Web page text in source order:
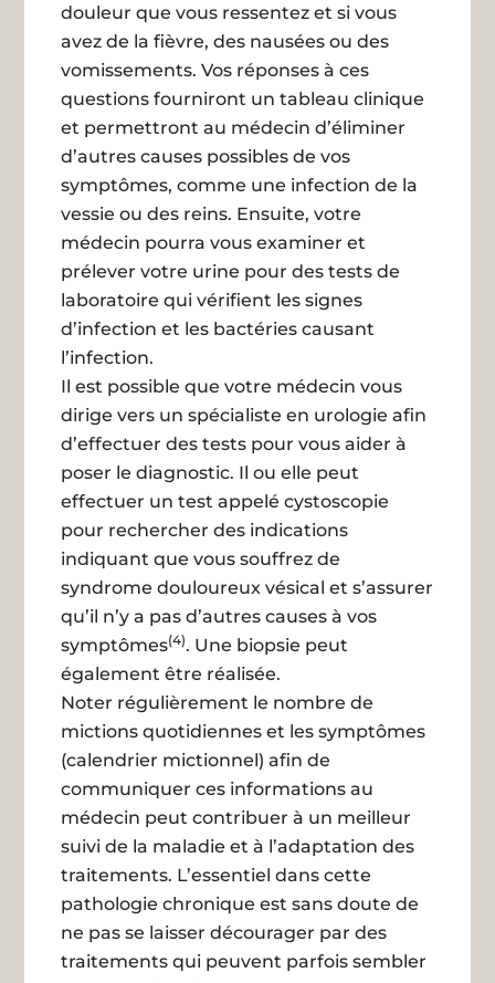
douleur que vous ressentez et si vous
avez de la fièvre, des nausées ou des
vomissements. Vos réponses à ces
questions fourniront un tableau clinique
et permettront au médecin d’éliminer
d’autres causes possibles de vos
symptômes, comme une infection de la
vessie ou des reins. Ensuite, votre
médecin pourra vous examiner et
prélever votre urine pour des tests de
laboratoire qui vérifient les signes
d’infection et les bactéries causant
l’infection.
Il est possible que votre médecin vous
dirige vers un spécialiste en urologie afin
d’effectuer des tests pour vous aider à
poser le diagnostic. Il ou elle peut
effectuer un test appelé cystoscopie
pour rechercher des indications
indiquant que vous souffrez de
syndrome douloureux vésical et s’assurer
qu’il n’y a pas d’autres causes à vos
symptômes(4). Une biopsie peut
également être réalisée.
Noter régulièrement le nombre de
mictions quotidiennes et les symptômes
(calendrier mictionnel) afin de
communiquer ces informations au
médecin peut contribuer à un meilleur
suivi de la maladie et à l’adaptation des
traitements. L’essentiel dans cette
pathologie chronique est sans doute de
ne pas se laisser décourager par des
traitements qui peuvent parfois sembler